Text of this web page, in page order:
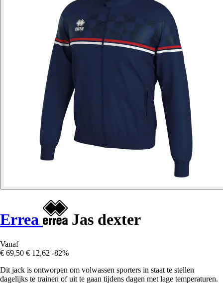
Errea Jas dexter
Vanaf
€ 69,50 € 12,62 -82%
Dit jack is ontworpen om volwassen sporters in staat te stellen
dagelijks te trainen of uit te gaan tijdens dagen met lage temperaturen.